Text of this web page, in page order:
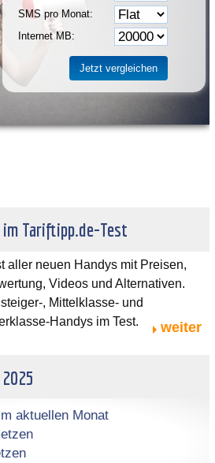
SMS pro Monat:
Internet MB:
Tariftipp.de-Test
aller neuen Handys mit Preisen,
Videos und Alternativen.
, Mittelklasse- und
Handys im Test.
weiter
aktuellen Monat